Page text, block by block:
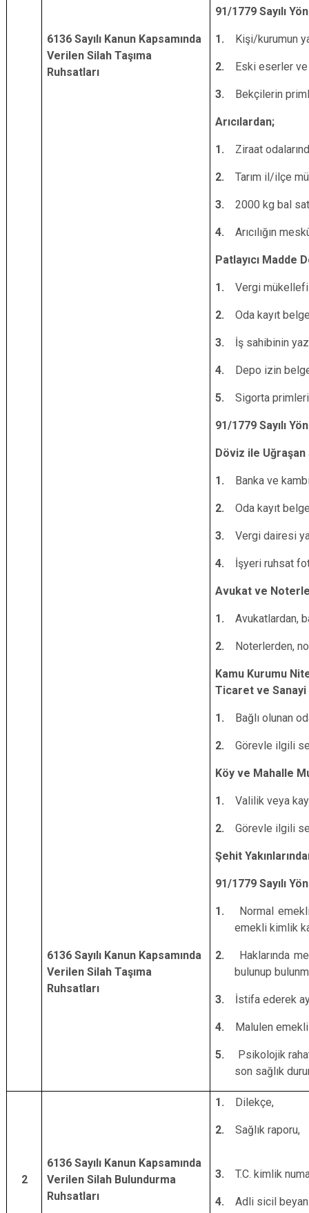
6136 Sayılı Kanun Kapsamında
Verilen Silah Taşıma
Ruhsatları
6136 Sayılı Kanun Kapsamında
Verilen Silah Taşıma
Ruhsatları
91/1779 Sayılı
1. Kişi/kurumun
2. Eski eserler ve
3. Bekçilerin
Arıcılardan;
1. Ziraat
2. Tarım il/ilçe
3. 2000 kg bal
4. Arıcılığın
Patlayıcı Madde
1. Vergi mükellefi
2. Oda kayıt
3. İş sahibinin
4. Depo izin
5. Sigorta
91/1779 Sayılı
Döviz ile
1. Banka ve
2. Oda kayıt
3. Vergi dairesi
4. İşyeri ruhsat
Avukat ve
1. Avukatlardan,
2. Noterlerden,
Kamu Kurumu
Ticaret ve Sanayi
1. Bağlı olunan
2. Görevle ilgili
Köy ve Mahalle
1. Valilik veya
2. Görevle ilgili
Şehit
91/1779 Sayılı
1. Normal
emekli kimlik
2. Haklarında
bulunup
3. İstifa ederek
4. Malulen
5. Psikolojik
son sağlık
2
6136 Sayılı Kanun Kapsamında
Verilen Silah Bulundurma
Ruhsatları
1. Dilekçe,
2. Sağlık raporu,
3. T.C. kimlik
4. Adli sicil